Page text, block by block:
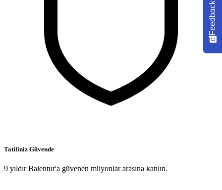
Tatiliniz Güvende
9 yıldır Balentur'a güvenen milyonlar arasına katılın.
Feedback